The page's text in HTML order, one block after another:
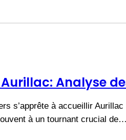
Aurillac: Analyse
s’apprête à accueillir
à un tournant crucial de…